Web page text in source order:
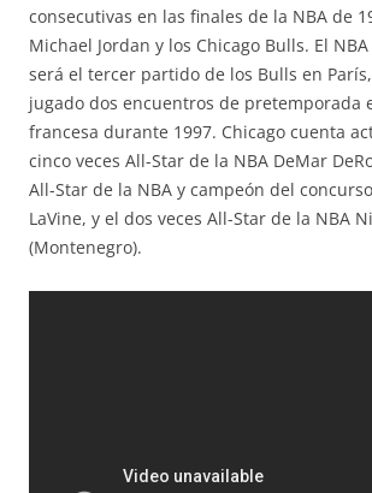
consecutivas en las finales de la NBA de
Michael Jordan y los Chicago Bulls. El
será el tercer partido de los Bulls en
jugado dos encuentros de pretemporada
francesa durante 1997. Chicago cuenta
cinco veces All-Star de la NBA DeMar
All-Star de la NBA y campeón del
LaVine, y el dos veces All-Star de la NBA
(Montenegro).